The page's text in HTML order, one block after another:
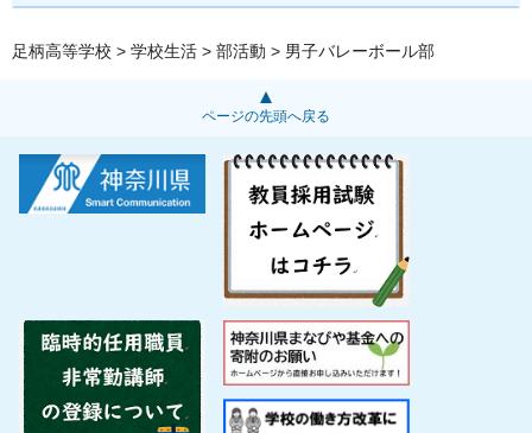
足柄高等学校 > 学校生活 > 部活動 > 男子バレーボール部
ページの先頭へ戻る